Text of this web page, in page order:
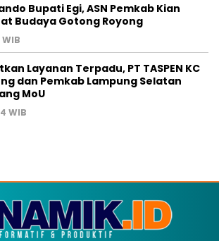
Bupati Egi, ASN Pemkab Kian
Budaya Gotong Royong
Layanan Terpadu, PT TASPEN KC
dan Pemkab Lampung Selatan
MoU
WIB